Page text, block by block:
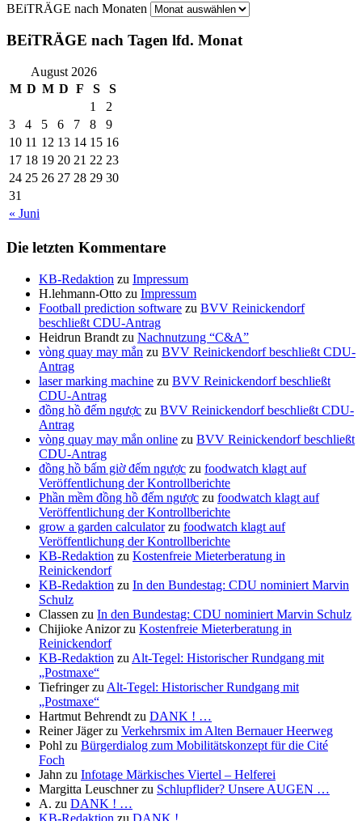
BEiTRÄGE nach Monaten
BEiTRÄGE nach Tagen lfd. Monat
August 2026
M D M D F S S
« Juni
1
2
3
4 5 6 7 8
9
10 11 12 13 14 15 16
17 18 19 20 21 22 23
24 25 26 27 28 29 30
31
Die letzten Kommentare
KB-Redaktion zu Impressum
H.lehmann-Otto zu Impressum
Football prediction software zu BVV Reinickendorf
beschließt CDU-Antrag
Heidrun Brandt zu Nachnutzung “C&A”
vòng quay may mắn zu BVV Reinickendorf beschließt CDU-
Antrag
laser marking machine zu BVV Reinickendorf beschließt
CDU-Antrag
đồng hồ đếm ngược zu BVV Reinickendorf beschließt CDU-
Antrag
vòng quay may mắn online zu BVV Reinickendorf beschließt
CDU-Antrag
đồng hồ bấm giờ đếm ngược zu foodwatch klagt auf
Veröffentlichung der Kontrollberichte
Phần mềm đồng hồ đếm ngược zu foodwatch klagt auf
Veröffentlichung der Kontrollberichte
grow a garden calculatorzu foodwatch klagt auf
Veröffentlichung der Kontrollberichte
KB-Redaktion zu Kostenfreie Mieterberatung in
Reinickendorf
KB-Redaktion zu In den Bundestag: CDU nominiert Marvin
Schulz
Classen zu In den Bundestag: CDU nominiert Marvin Schulz
Chijioke Anizorzu Kostenfreie Mieterberatung in
Reinickendorf
KB-Redaktion zu Alt-Tegel: Historischer Rundgang mit
„Postmaxe“
Tiefringerzu Alt-Tegel: Historischer Rundgang mit
„Postmaxe“
Hartmut Behrendt zu DANK ! …
Reiner Jägerzu Verkehrsmix im Alten Bernauer Heerweg
Pohl zu Bürgerdialog zum Mobilitätskonzept für die Cité
Foch
Jahn zu Infotage Märkisches Viertel – Helferei
Margitta Leuschnerzu Schlupflider? Unsere AUGEN …
A. zu DANK ! …
KB-Redaktion zu DANK ! …